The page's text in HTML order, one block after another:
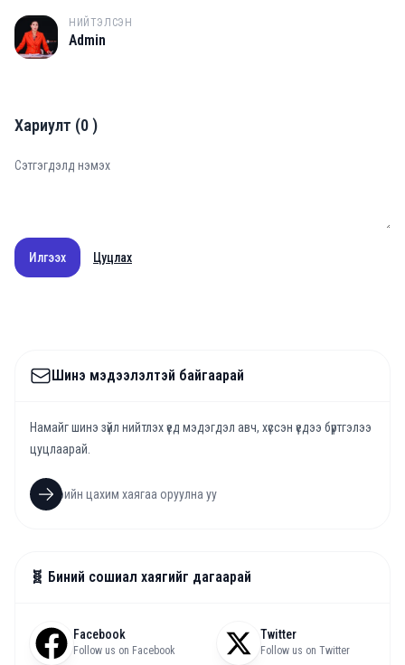
A
НИЙТЭЛСЭН
Admin
Хариулт (0)
Илгээх Цуцлах
Шинэ мэдээлэлтэй байгаарай
Намайг шинэ зүйл нийтлэх үед мэдэгдэл авч, хүссэн үедээ бүртгэлээ
цуцлаарай.
🧬 Биний сошиал хаягийг дагаарай
Facebook
Follow us on Facebook
Twitter
Follow us on Twitter